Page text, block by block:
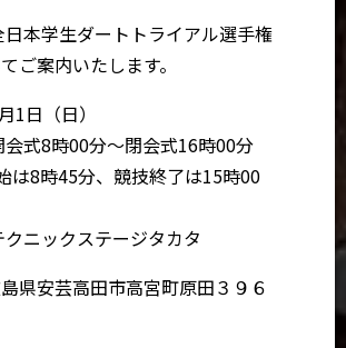
本学生ダートトライアル選手権
ご案内いたします。
日（日）
式8時00分～閉会式16時00分
は8時45分、競技終了は15時00
ニックステージタカタ
芸高田市高宮町原田３９６